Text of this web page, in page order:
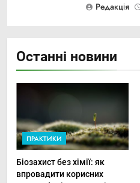
Редакція
Останні новини
ПРАКТИКИ
Біозахист без хімії: як
впровадити корисних